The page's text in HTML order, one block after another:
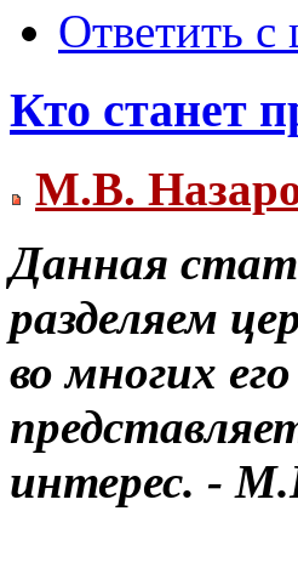
Ответить с
Кто станет
М.В.
Данная
разделяем
во многих
интерес. -